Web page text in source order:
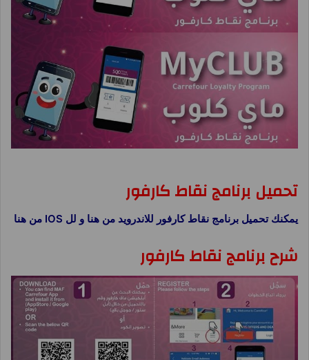
تحميل برنامج نقاط كارفور
يمكنك تحميل برنامج نقاط كارفور للاندرويد من هنا و لل IOS من هنا
شرح برنامج نقاط كارفور